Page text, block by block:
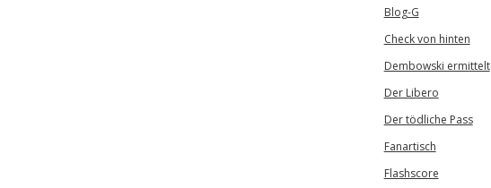
Blog-G
Check von hinten
Dembowski ermittelt
Der Libero
Der tödliche Pass
Fanartisch
Flashscore